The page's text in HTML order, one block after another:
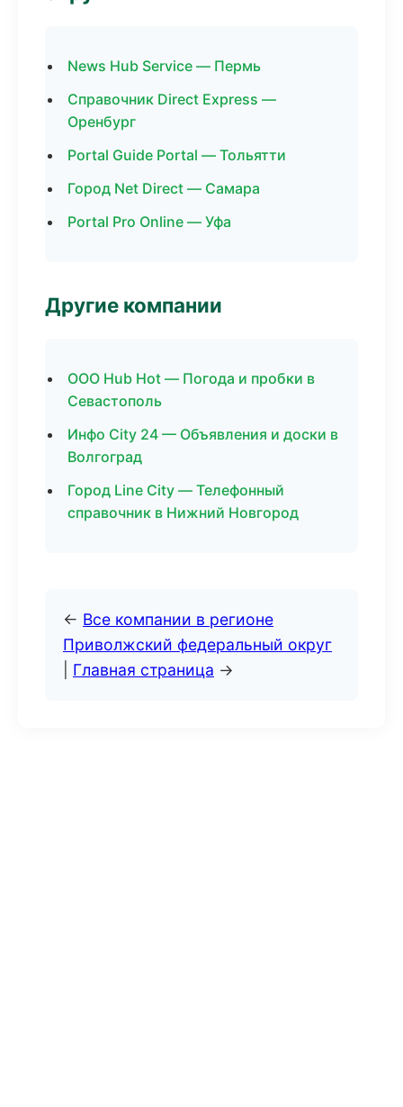
News Hub Service — Пермь
Справочник Direct Express —
Оренбург
Portal Guide Portal — Тольятти
Город Net Direct — Самара
Portal Pro Online — Уфа
Другие компании
ООО Hub Hot — Погода и пробки в
Севастополь
Инфо City 24 — Объявления и доски в
Волгоград
Город Line City — Телефонный
справочник в Нижний Новгород
← Все компании в регионе
Приволжский федеральный округ
Главная страница →